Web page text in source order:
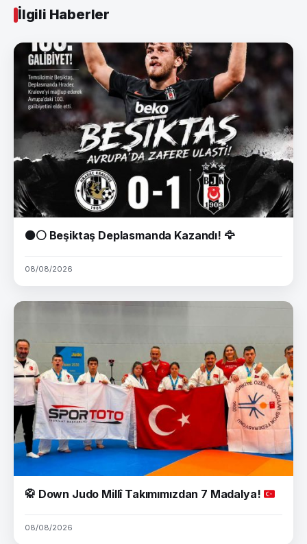
İlgili Haberler
⚫⚪ Beşiktaş Deplasmanda Kazandı! 🦅
08/08/2026
🥋 Down Judo Millî Takımımızdan 7 Madalya!
08/08/2026